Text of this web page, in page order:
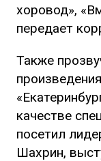
хоровод»,
передает
Также
качестве
посетил
Шахрин,